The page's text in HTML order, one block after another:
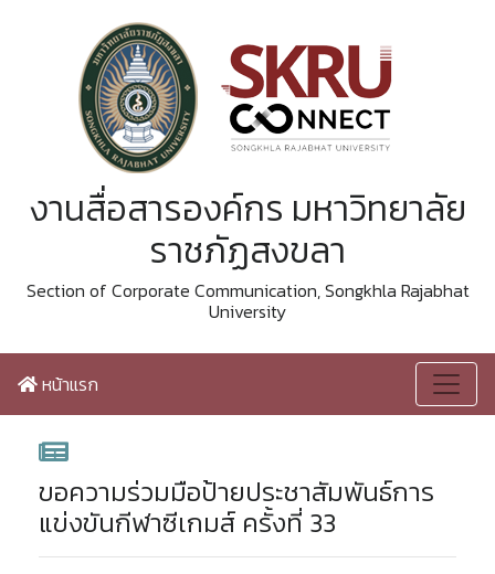
งานสื่อสารองค์กร มหาวิทยาลัย
ราชภัฏสงขลา
Section of Corporate Communication, Songkhla Rajabhat
University
หน้าแรก
ขอความร่วมมือป้ายประชาสัมพันธ์การ
แข่งขันกีฬาซีเกมส์ ครั้งที่ 33